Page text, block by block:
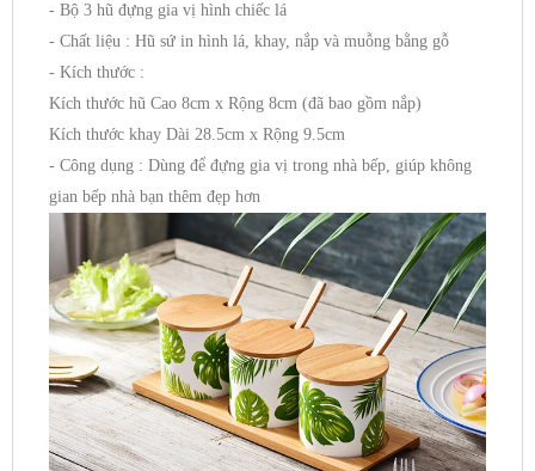
- Bộ 3 hũ đựng gia vị hình chiếc lá
- Chất liệu : Hũ sứ in hình lá, khay, nắp và muỗng bằng gỗ
- Kích thước :
Kích thước hũ Cao 8cm x Rộng 8cm (đã bao gồm nắp)
Kích thước khay Dài 28.5cm x Rộng 9.5cm
- Công dụng : Dùng để đựng gia vị trong nhà bếp, giúp không
gian bếp nhà bạn thêm đẹp hơn